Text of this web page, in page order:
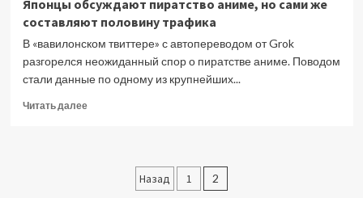
Японцы обсуждают пиратство аниме, но сами же
составляют половину трафика
В «вавилонском твиттере» с автопереводом от Grok
разгорелся неожиданный спор о пиратстве аниме. Поводом
стали данные по одному из крупнейших...
Читать далееПрочитать
обсуждаютПагинация
Назад 1 2